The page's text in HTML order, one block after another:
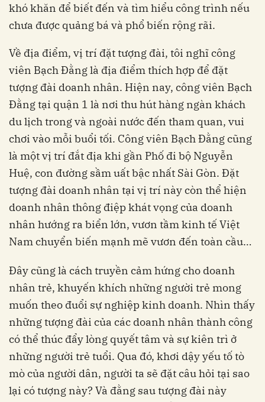
khó khăn để biết đến và tìm hiểu công trình nếu
chưa được quảng bá và phổ biến rộng rãi.
Về địa điểm, vị trí đặt tượng đài, tôi nghĩ công
viên Bạch Đằng là địa điểm thích hợp để đặt
tượng đài doanh nhân. Hiện nay, công viên Bạch
Đằng tại quận 1 là nơi thu hút hàng ngàn khách
du lịch trong và ngoài nước đến tham quan, vui
chơi vào mỗi buổi tối. Công viên Bạch Đằng cũng
là một vị trí đắt địa khi gần Phố đi bộ Nguyễn
Huệ, con đường sầm uất bậc nhất Sài Gòn. Đặt
tượng đài doanh nhân tại vị trí này còn thể hiện
doanh nhân thông điệp khát vọng của doanh
nhân hướng ra biển lớn, vươn tầm kinh tế Việt
Nam chuyển biến mạnh mẽ vươn đến toàn cầu…
Đây cũng là cách truyền cảm hứng cho doanh
nhân trẻ, khuyến khích những người trẻ mong
muốn theo đuổi sự nghiệp kinh doanh. Nhìn thấy
những tượng đài của các doanh nhân thành công
có thể thúc đẩy lòng quyết tâm và sự kiên trì ở
những người trẻ tuổi. Qua đó, khơi dậy yếu tố tò
mò của người dân, người ta sẽ đặt câu hỏi tại sao
lại có tượng này? Và đằng sau tượng đài này